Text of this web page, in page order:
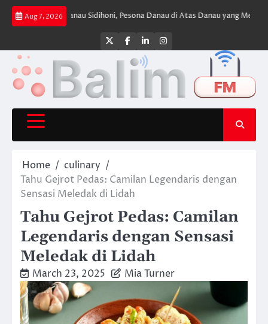
Skip
Aug 7, 2026
Danau Sidihoni, Pesona Danau di Atas Danau yang Menyimpan
Twitter
Facebook
LinkedInInstagram
Home
culinary
Tahu Gejrot Pedas: Camilan Legendaris dengan
Sensasi Meledak di Lidah
Tahu Gejrot Pedas: Camilan
Legendaris dengan Sensasi
Meledak di Lidah
March 23, 2025 Mia Turner